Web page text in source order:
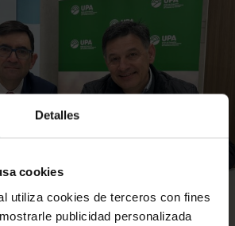
Detalles
cookies
utiliza cookies de terceros con fines
publicidad personalizada